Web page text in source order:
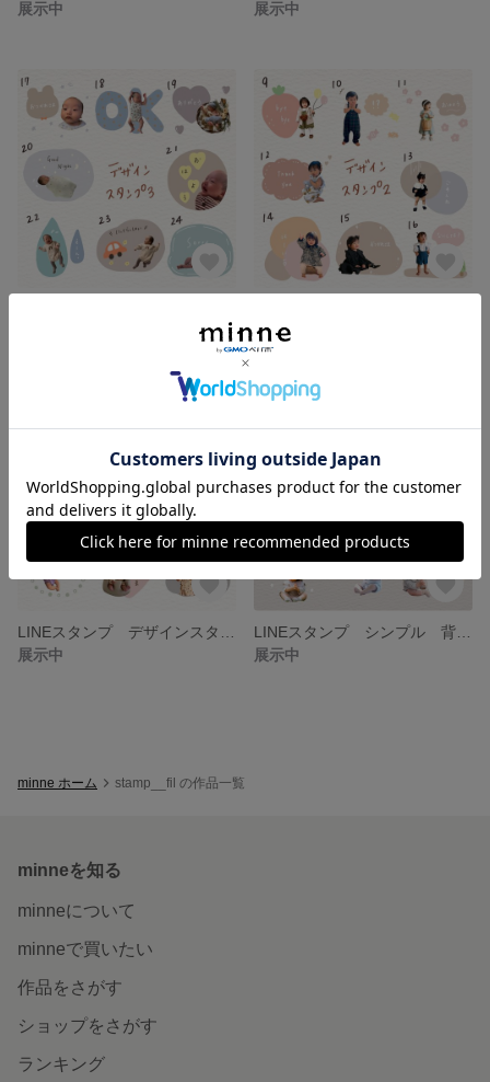
展示中 展示中
展示中
展示中
展示中
minne ホーム stamp__fil の作品一覧
minneを知る
minneについて
minneで買いたい
作品をさがす
ショップをさがす
ランキング